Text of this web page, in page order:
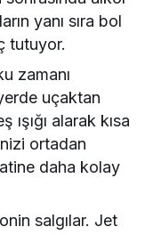
yanı sıra bol
tutuyor.
zamanı
uçaktan
alarak kısa
ortadan
daha kolay
salgılar. Jet